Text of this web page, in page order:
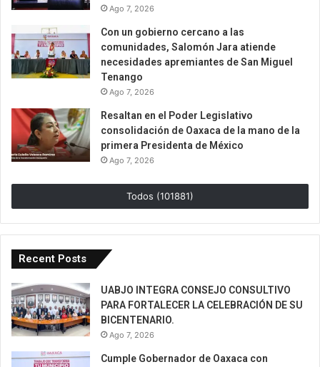
Ago 7, 2026
Con un gobierno cercano a las
comunidades, Salomón Jara atiende
necesidades apremiantes de San Miguel
Tenango
Ago 7, 2026
Resaltan en el Poder Legislativo
consolidación de Oaxaca de la mano de la
primera Presidenta de México
Ago 7, 2026
Todos (101881)
Recent Posts
UABJO INTEGRA CONSEJO CONSULTIVO
PARA FORTALECER LA CELEBRACIÓN DE SU
BICENTENARIO.
Ago 7, 2026
Cumple Gobernador de Oaxaca con